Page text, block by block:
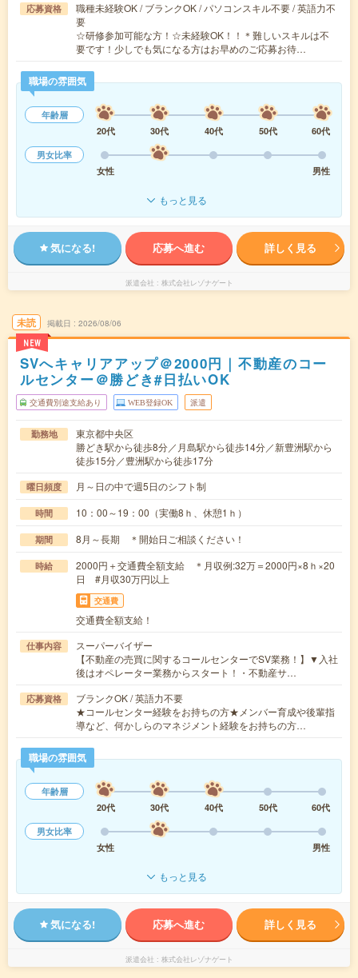
応募資格
職種未経験OK / ブランクOK / パソコンスキル不要 / 英語力不
要
☆研修参加可能な方！☆未経験OK！！＊難しいスキルは不
要です！少しでも気になる方はお早めのご応募お待…
職場の雰囲気
年齢層
20代
30代 40代 50代
60代
男女比率
女性
男性
もっと見る
気になる! 応募へ進む 詳しく見る
派遣会社 株式会社レゾナゲート
未読
NEW
掲載日 2026/08/06
SVへキャリアアップ＠2000円｜不動産のコー
ルセンター＠勝どき#日払いOK
交通費別途支給あり WEB登録OK 派遣
勤務地
東京都中央区
勝どき駅から徒歩8分／月島駅から徒歩14分／新豊洲駅から
徒歩15分／豊洲駅から徒歩17分
曜日頻度 月～日の中で週5日のシフト制
時間 10：00～19：00（実働8ｈ、休憩1ｈ）
期間 8月～長期 ＊開始日ご相談ください！
時給
2000円＋交通費全額支給 ＊月収例:32万＝2000円×8ｈ×20
日 #月収30万円以上
交通費
交通費全額支給！
仕事内容
スーパーバイザー
【不動産の売買に関するコールセンターでSV業務！】▼入社
後はオペレーター業務からスタート！・不動産サ…
応募資格
ブランクOK / 英語力不要
★コールセンター経験をお持ちの方★メンバー育成や後輩指
導など、何かしらのマネジメント経験をお持ちの方…
職場の雰囲気
年齢層
20代
30代 40代 50代
60代
男女比率
女性
男性
もっと見る
気になる! 応募へ進む 詳しく見る
派遣会社 株式会社レゾナゲート